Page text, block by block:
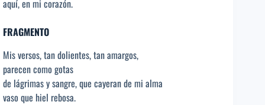
aquí, en mi corazón.
FRAGMENTO
Mis versos, tan dolientes, tan amargos,
parecen como gotas
de lágrimas y sangre, que cayeran de mi alma
vaso que hiel rebosa.